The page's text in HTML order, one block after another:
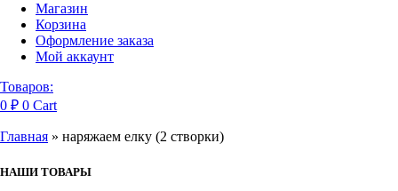
Магазин
Корзина
Оформление заказа
Мой аккаунт
Товаров:
0 ₽ 0 Cart
Главная » наряжаем елку (2 створки)
НАШИ ТОВАРЫ